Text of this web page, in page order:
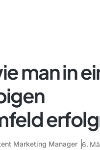
man in
Marketing Manager 6.